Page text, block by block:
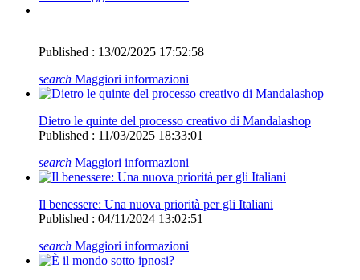
Published : 13/02/2025 17:52:58
search Maggiori informazioni
Dietro le quinte del processo creativo di Mandalashop
Published : 11/03/2025 18:33:01
search Maggiori informazioni
Il benessere: Una nuova priorità per gli Italiani
Published : 04/11/2024 13:02:51
search Maggiori informazioni